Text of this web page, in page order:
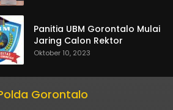
Panitia UBM Gorontalo Mulai
Jaring Calon Rektor
Oktober 10, 2023
Gorontalo